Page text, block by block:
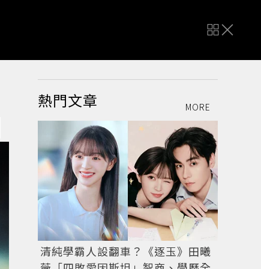
熱門文章 MORE
清純學霸人設翻車？《逐玉》田曦